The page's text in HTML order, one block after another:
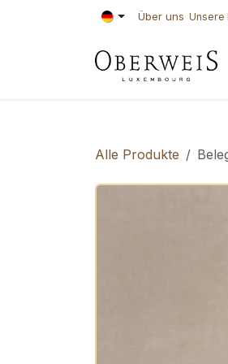
Zum Inhalt springen Über uns Unsere
Alle Produkte